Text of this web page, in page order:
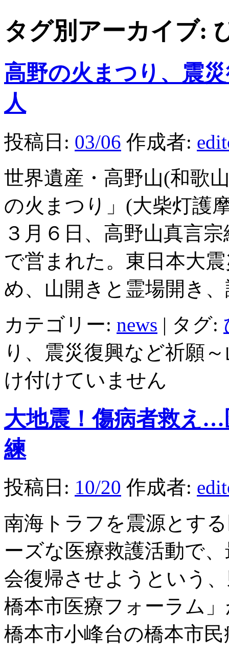
タグ別アーカイブ:
高野の火まつり、震
人
投稿日: 03/06 作成者:
世界遺産・高野山(和歌
の火まつり」(大柴灯護
３月６日、高野山真言
で営まれた。東日本大
め、山開きと霊場開き
カテゴリー: news | タグ:
り、震災復興など祈願
け付けていません
大地震！傷病者救え
練
投稿日: 10/20 作成者:
南海トラフを震源とす
ーズな医療救護活動で
会復帰させようという
橋本市医療フォーラム
橋本市小峰台の橋本市